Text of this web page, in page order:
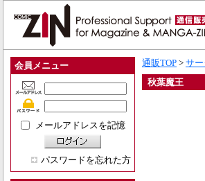
会員メニュー
メールアドレスを記憶
パスワードを忘れた方
通販TOP > サ
秋葉魔王